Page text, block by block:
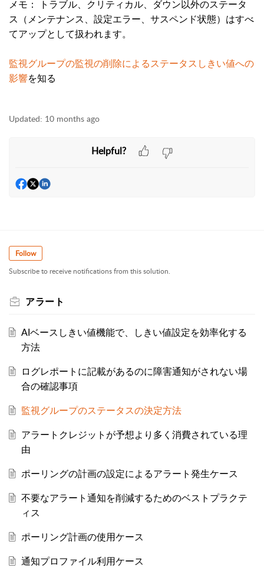
メモ： トラブル、クリティカル、ダウン以外のステータ
ス（メンテナンス、設定エラー、サスペンド状態）はすべ
てアップとして扱われます。
監視グループの監視の削除によるステータスしきい値への
影響を知る
Updated: 10 months ago
Helpful?
Follow
Subscribe to receive notifications from this solution.
アラート
AIベースしきい値機能で、しきい値設定を効率化する
方法
ログレポートに記載があるのに障害通知がされない場
合の確認事項
監視グループのステータスの決定方法
アラートクレジットが予想より多く消費されている理
由
ポーリングの計画の設定によるアラート発生ケース
不要なアラート通知を削減するためのベストプラクテ
ィス
ポーリング計画の使用ケース
通知プロファイル利用ケース